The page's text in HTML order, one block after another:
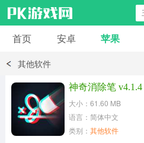
安卓应用
模拟经营
首页 安卓 苹果
其他软件
神奇消除笔 v4.1.4
大小：61.60 MB
语言：简体中文
类别： 其他软件